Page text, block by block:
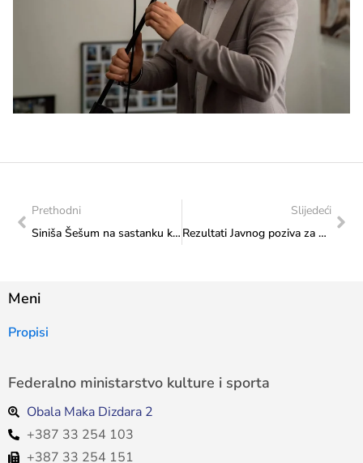
Prethodni
Siniša Šešum na sastanku kod ministrice Vlaisavljević
Slijedeći
Rezultati Javnog poziva za odabir projekata koji će se sufinansirati iz Budžeta FBiH u 2026. godini-Transfer za kulturu od značaja za Federaciju-Program 1., potprogram 1.3. Programi koji afirmišu književne autore i manifestacije
Meni
Propisi
Federalno ministarstvo kulture i sporta
Obala Maka Dizdara 2
+387 33 254 103
+387 33 254 151